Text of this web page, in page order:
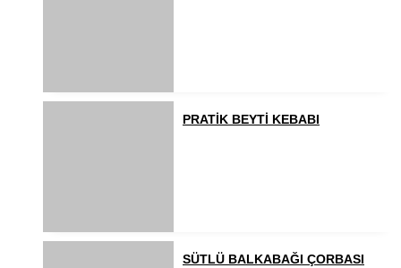
PRATİK BEYTİ KEBABI
SÜTLÜ BALKABAĞI ÇORBASI